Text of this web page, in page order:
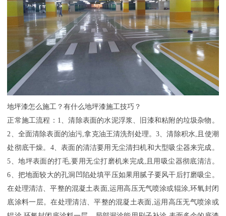
地坪漆怎么施工？有什么地坪漆施工技巧？
正常施工流程： 1
、清除表面的水泥浮浆、旧漆和粘附的垃圾杂物。
2 、全面清除表面的油污 ,拿克油王清洗剂处理。3 、清除积水 且使潮
处彻底干燥。 4、表面的清洁要用无尘清扫机和大型吸尘器来完成。
5 、地坪表面的打毛 ,要用无尘打磨机来完成 且用吸尘器彻底清洁。
6 、把地面较大的孔洞凹陷处填平压如果用腻子要风干后打磨吸尘。
在处理清洁、平整的混凝土表面, 运用高压无气喷涂或辊涂, 环氧封闭
底涂料一层。在处理清洁、平整的混凝土表面 运用高压无气喷涂或